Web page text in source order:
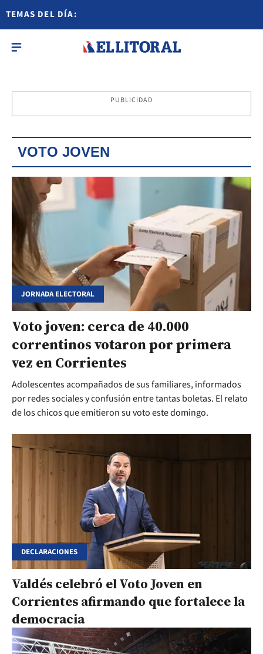
TEMAS DEL DÍA:
PUBLICIDAD
VOTO JOVEN
JORNADA ELECTORAL
Voto joven: cerca de 40.000
correntinos votaron por primera
vez en Corrientes
Adolescentes acompañados de sus familiares, informados
por redes sociales y confusión entre tantas boletas. El relato
de los chicos que emitieron su voto este domingo.
DECLARACIONES
Valdés celebró el Voto Joven en
Corrientes afirmando que fortalece la
democracia